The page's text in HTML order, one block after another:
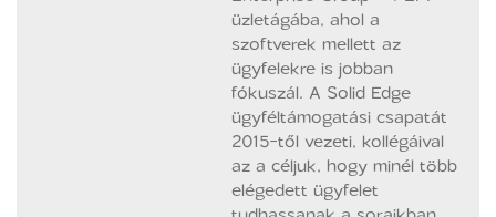
üzletágába, ahol a
szoftverek mellett az
ügyfelekre is jobban
fókuszál. A Solid Edge
ügyféltámogatási csapatát
2015-től vezeti, kollégáival
az a céljuk, hogy minél több
elégedett ügyfelet